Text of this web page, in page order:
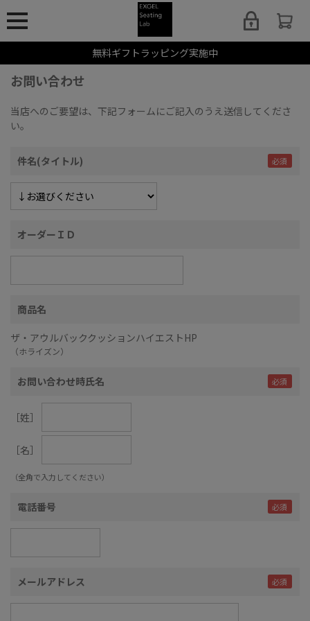
無料ギフトラッピング実施中
お問い合わせ
当店へのご要望は、下記フォームにご記入のうえ送信してくださ
い。
件名(タイトル)
オーダーＩＤ
商品名
ザ・アウルバッククッションハイエストHP
（ホライズン）
お問い合わせ時氏名
［姓］
［名］
（全角で入力してください）
電話番号
メールアドレス